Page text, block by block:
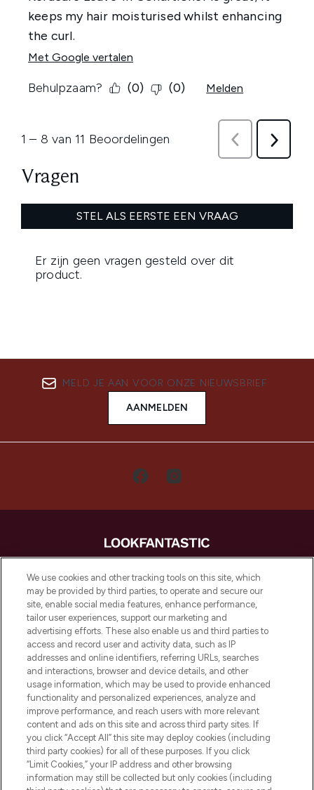
MELD JE AAN VOOR ONZE NIEUWSBRIEF
AANMELDEN
LOOKFANTASTIC is de ultieme online
beautybestemming van Europa, met de
beste huidverzorging, haarproducten en
make-up van meer dan 200 topmerken.
Shop online of via de app, met gratis
verzending vanaf €40.
Cookie-toestemming
Do Not Sell or Share My Personal
Information
HELP & INFORMATIE
BEDRIJFSINFORMATIE
We use cookies and other tracking tools on this site, which
may be provided by third parties, to operate and secure our
site, enable social media features, enhance performance,
tailor user experiences, support our marketing and
advertising efforts. These also enable us and third parties to
access and record user and activity data, such as IP
addresses and online identifiers, referring URLs, searches
and interactions, browser and device details, and other
usage information, which may be used to provide enhanced
functionality and personalized experiences, analyze and
improve performance, and reach users with more relevant
content and ads on this site and across third party sites. If
you click “Accept All” this site may deploy cookies (including
third party cookies) for all of these purposes. If you click
“Limit Cookies,” your IP address and other browsing
information may still be collected but only cookies (including